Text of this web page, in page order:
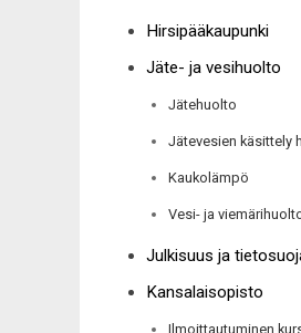
Hirsipääkaupunki
Jäte- ja vesihuolto
Jätehuolto
Jätevesien käsittely
Kaukolämpö
Vesi- ja
Julkisuus ja
Kansalaisopisto
Ilmoittautuminen